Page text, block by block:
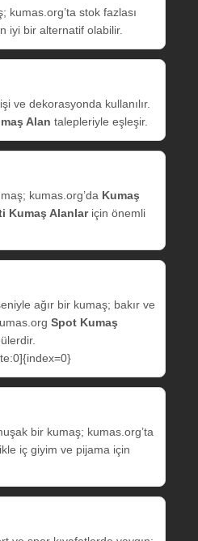
kumas.org’ta stok fazlası
iyi bir alternatif olabilir.
ve dekorasyonda kullanılır.
Alan talepleriyle eşleşir.
kumas.org’da Kumaş
Kumaş Alanlariçin önemli
ağır bir kumaş; bakır ve
Spot Kumaş
bir kumaş; kumas.org’ta
iç giyim ve pijama için